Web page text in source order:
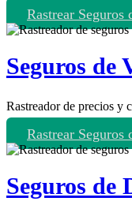
Rastrear Seguros
Seguros de
Rastreador de precios y
Rastrear Seguros
Seguros de